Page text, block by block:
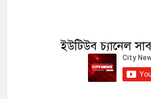
ইউটিউব চ্যানেল